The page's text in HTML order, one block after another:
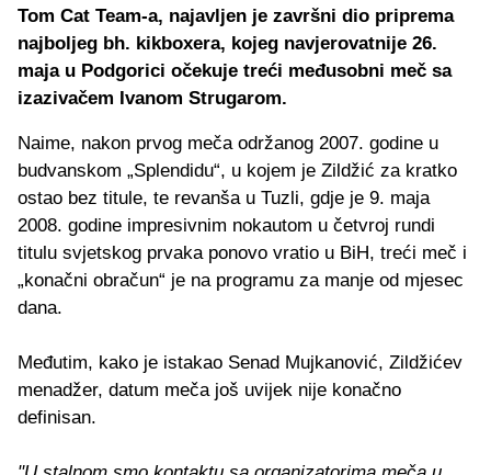
Tom Cat Team-a, najavljen je završni dio priprema
najboljeg bh. kikboxera, kojeg navjerovatnije 26.
maja u Podgorici očekuje treći međusobni meč sa
izazivačem Ivanom Strugarom.
Naime, nakon prvog meča održanog 2007. godine u
budvanskom „Splendidu“, u kojem je Zildžić za kratko
ostao bez titule, te revanša u Tuzli, gdje je 9. maja
2008. godine impresivnim nokautom u četvroj rundi
titulu svjetskog prvaka ponovo vratio u BiH, treći meč i
„konačni obračun“ je na programu za manje od mjesec
dana.
Međutim, kako je istakao Senad Mujkanović, Zildžićev
menadžer, datum meča još uvijek nije konačno
definisan.